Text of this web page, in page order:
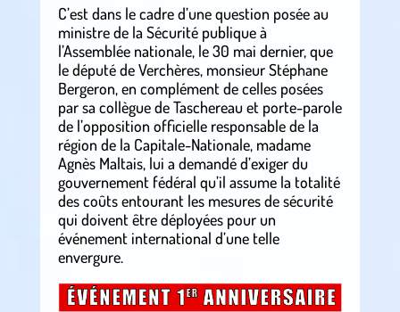
C’est dans le cadre d’une question posée au
ministre de la Sécurité publique à
l’Assemblée nationale, le 30 mai dernier, que
le député de Verchères, monsieur Stéphane
Bergeron, en complément de celles posées
par sa collègue de Taschereau et porte-parole
de l’opposition officielle responsable de la
région de la Capitale-Nationale, madame
Agnès Maltais, lui a demandé d’exiger du
gouvernement fédéral qu’il assume la totalité
des coûts entourant les mesures de sécurité
qui doivent être déployées pour un
événement international d’une telle
envergure.